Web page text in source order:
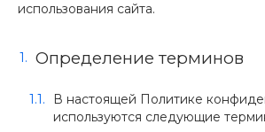
использования сайта.
Определение терминов
В настоящей Политике
используются следующие